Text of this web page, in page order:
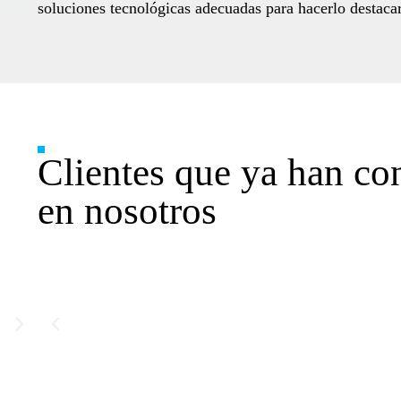
soluciones tecnológicas adecuadas para hacerlo
Clientes que ya han
en nosotros